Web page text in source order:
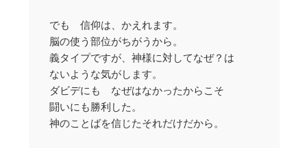
でも 信仰は、かえれます。
脳の使う部位がちがうから。
義タイプですが、神様に対してなぜ？は
ないような気がします。
ダビデにも なぜはなかったからこそ
闘いにも勝利した。
神のことばを信じたそれだけだから。